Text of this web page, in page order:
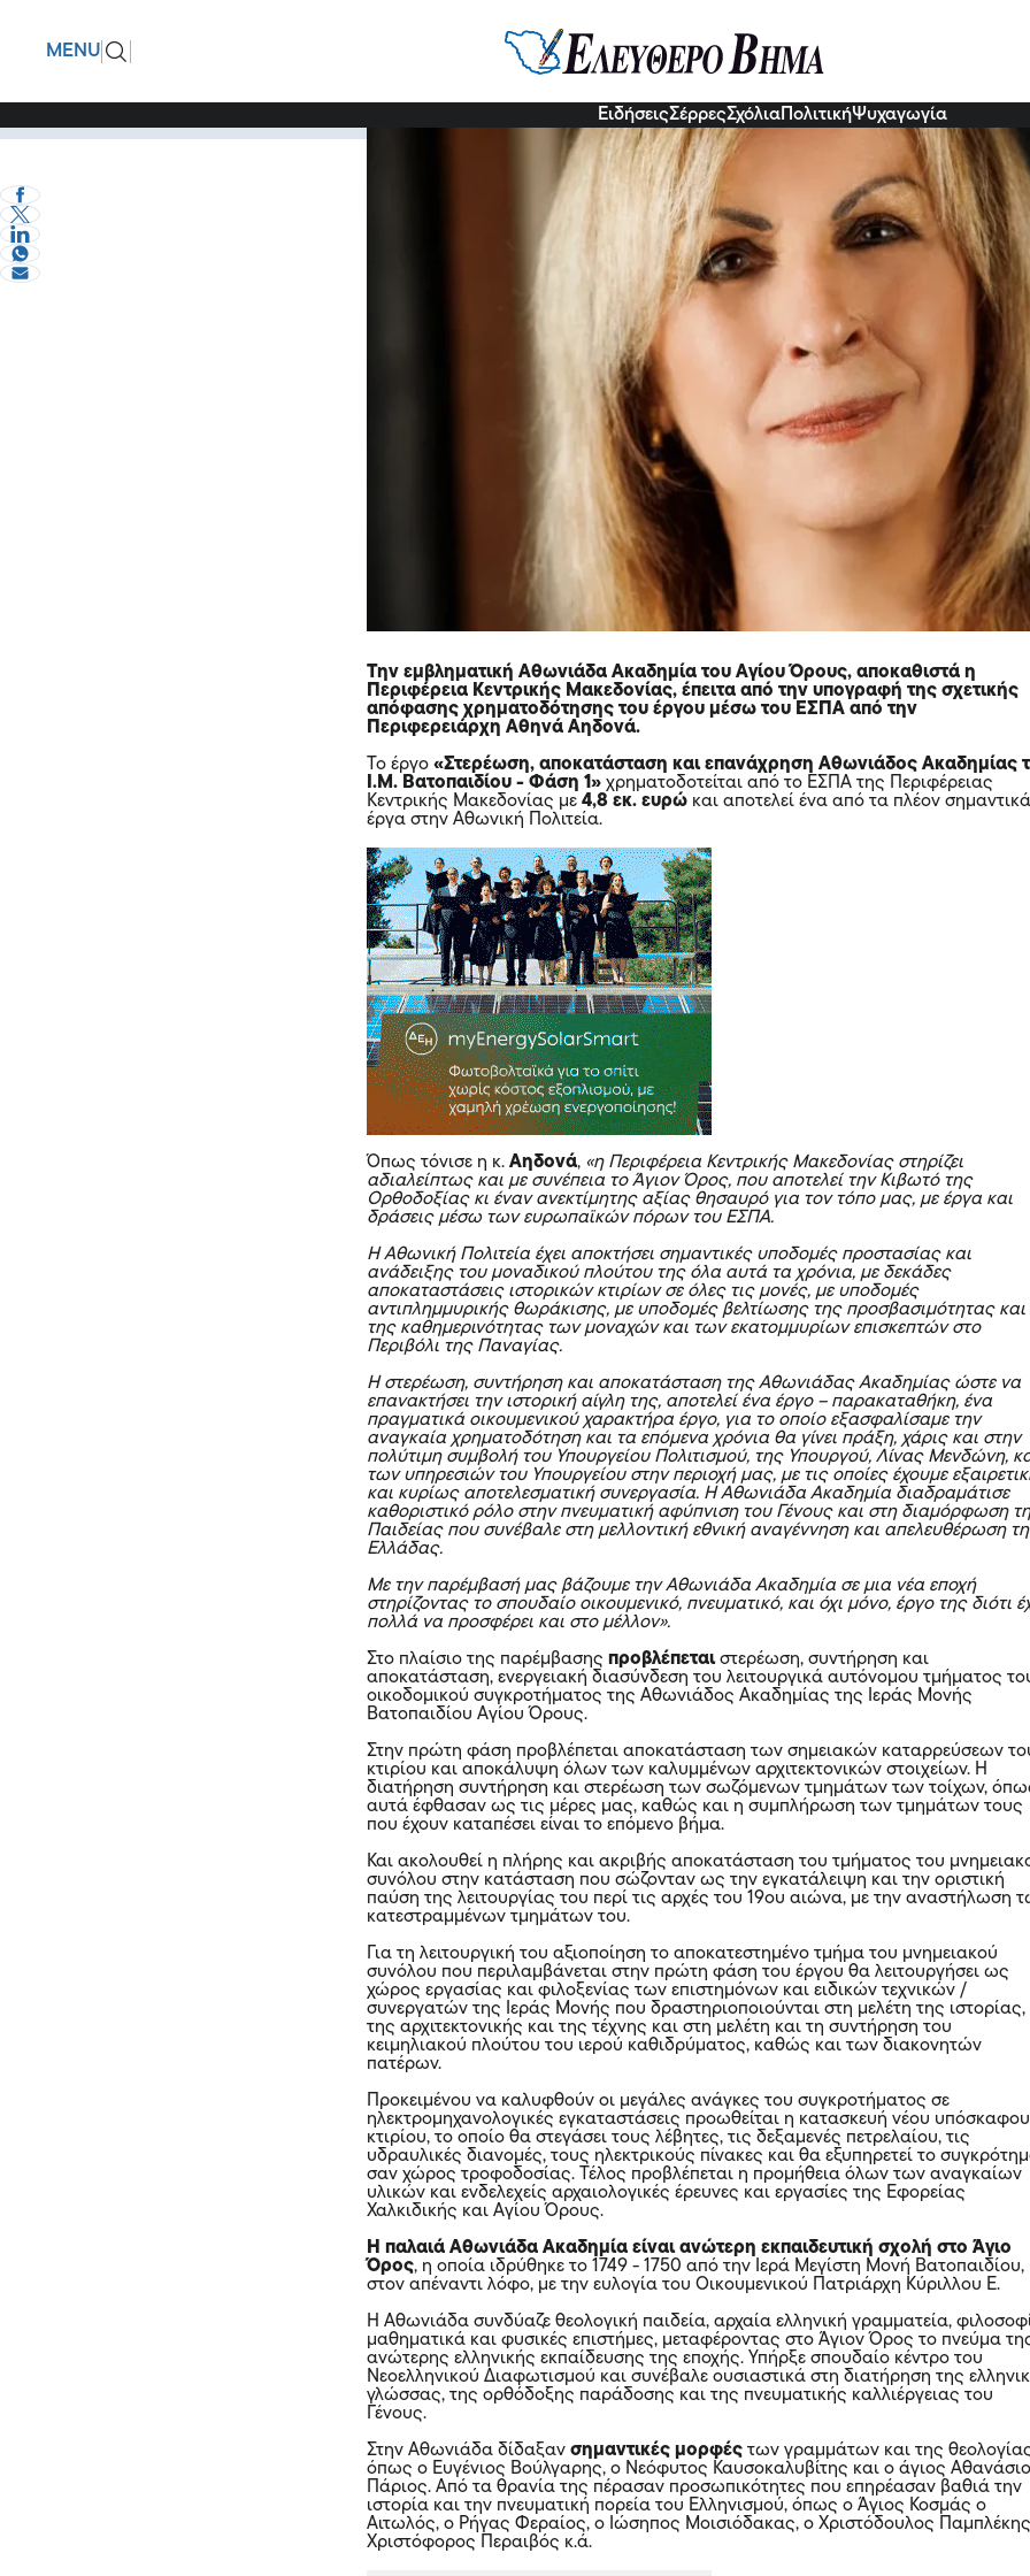
MENU
ΕιδήσειςΣέρρεςΣχόλια ΠολιτικήΨυχαγωγία
Αθηνά Αηδονά- Η Περιφέρεια αποκαθιστά
Αθωνιάδα Ακαδημία της ΙΜ Βατοπαιδίου
28 Μαΐ 2026, 18:10
Την εμβληματική Αθωνιάδα Ακαδημία του Αγίου Όρους, αποκαθιστά η
Περιφέρεια Κεντρικής Μακεδονίας, έπειτα από την υπογραφή της σχετικής
απόφασης χρηματοδότησης του έργου μέσω του ΕΣΠΑ από την
Περιφερειάρχη Αθηνά Αηδονά.
Το έργο«Στερέωση, αποκατάσταση και επανάχρηση Αθωνιάδος Ακαδημίας
Ι.Μ. Βατοπαιδίου - Φάση 1» χρηματοδοτείται από το ΕΣΠΑ της Περιφέρειας
Κεντρικής Μακεδονίας με4,8 εκ. ευρώ και αποτελεί ένα από τα πλέον σημαντικά
έργα στην Αθωνική Πολιτεία.
Όπως τόνισε η κ.Αηδονά, «η Περιφέρεια Κεντρικής Μακεδονίας στηρίζει
αδιαλείπτως και με συνέπεια το Άγιον Όρος, που αποτελεί την Κιβωτό της
Ορθοδοξίας κι έναν ανεκτίμητης αξίας θησαυρό για τον τόπο μας, με έργα και
δράσεις μέσω των ευρωπαϊκών πόρων του ΕΣΠΑ.
Η Αθωνική Πολιτεία έχει αποκτήσει σημαντικές υποδομές προστασίας και
ανάδειξης του μοναδικού πλούτου της όλα αυτά τα χρόνια, με δεκάδες
αποκαταστάσεις ιστορικών κτιρίων σε όλες τις μονές, με υποδομές
αντιπλημμυρικής θωράκισης, με υποδομές βελτίωσης της προσβασιμότητας και
της καθημερινότητας των μοναχών και των εκατομμυρίων επισκεπτών στο
Περιβόλι της Παναγίας.
Η στερέωση, συντήρηση και αποκατάσταση της Αθωνιάδας Ακαδημίας ώστε να
επανακτήσει την ιστορική αίγλη της, αποτελεί ένα έργο – παρακαταθήκη, ένα
πραγματικά οικουμενικού χαρακτήρα έργο, για το οποίο εξασφαλίσαμε την
αναγκαία χρηματοδότηση και τα επόμενα χρόνια θα γίνει πράξη, χάρις και στην
πολύτιμη συμβολή του Υπουργείου Πολιτισμού, της Υπουργού, Λίνας Μενδώνη,
των υπηρεσιών του Υπουργείου στην περιοχή μας, με τις οποίες έχουμε
και κυρίως αποτελεσματική συνεργασία. Η Αθωνιάδα Ακαδημία διαδραμάτισε
καθοριστικό ρόλο στην πνευματική αφύπνιση του Γένους και στη διαμόρφωση
Παιδείας που συνέβαλε στη μελλοντική εθνική αναγέννηση και απελευθέρωση
Ελλάδας.
Με την παρέμβασή μας βάζουμε την Αθωνιάδα Ακαδημία σε μια νέα εποχή
στηρίζοντας το σπουδαίο οικουμενικό, πνευματικό, και όχι μόνο, έργο της διότι
πολλά να προσφέρει και στο μέλλον».
Στο πλαίσιο της παρέμβασηςπροβλέπεταιστερέωση, συντήρηση και
αποκατάσταση, ενεργειακή διασύνδεση του λειτουργικά αυτόνομου τμήματος
οικοδομικού συγκροτήματος της Αθωνιάδος Ακαδημίας της Ιεράς Μονής
Βατοπαιδίου Αγίου Όρους.
Στην πρώτη φάση προβλέπεται αποκατάσταση των σημειακών καταρρεύσεων
κτιρίου και αποκάλυψη όλων των καλυμμένων αρχιτεκτονικών στοιχείων. Η
διατήρηση συντήρηση και στερέωση των σωζόμενων τμημάτων των τοίχων,
αυτά έφθασαν ως τις μέρες μας, καθώς και η συμπλήρωση των τμημάτων τους
που έχουν καταπέσει είναι το επόμενο βήμα.
Και ακολουθεί η πλήρης και ακριβής αποκατάσταση του τμήματος του
συνόλου στην κατάσταση που σώζονταν ως την εγκατάλειψη και την οριστική
παύση της λειτουργίας του περί τις αρχές του 19ου αιώνα, με την αναστήλωση
κατεστραμμένων τμημάτων του.
Για τη λειτουργική του αξιοποίηση το αποκατεστημένο τμήμα του μνημειακού
συνόλου που περιλαμβάνεται στην πρώτη φάση του έργου θα λειτουργήσει ως
χώρος εργασίας και φιλοξενίας των επιστημόνων και ειδικών τεχνικών /
συνεργατών της Ιεράς Μονής που δραστηριοποιούνται στη μελέτη της ιστορίας,
της αρχιτεκτονικής και της τέχνης και στη μελέτη και τη συντήρηση του
κειμηλιακού πλούτου του ιερού καθιδρύματος, καθώς και των διακονητών
πατέρων.
Προκειμένου να καλυφθούν οι μεγάλες ανάγκες του συγκροτήματος σε
ηλεκτρομηχανολογικές εγκαταστάσεις προωθείται η κατασκευή νέου υπόσκαφου
κτιρίου, το οποίο θα στεγάσει τους λέβητες, τις δεξαμενές πετρελαίου, τις
υδραυλικές διανομές, τους ηλεκτρικούς πίνακες και θα εξυπηρετεί το
σαν χώρος τροφοδοσίας. Τέλος προβλέπεται η προμήθεια όλων των αναγκαίων
υλικών και ενδελεχείς αρχαιολογικές έρευνες και εργασίες της Εφορείας
Χαλκιδικής και Αγίου Όρους.
Η παλαιά Αθωνιάδα Ακαδημία είναι ανώτερη εκπαιδευτική σχολή στο Άγιο
Όρος, η οποία ιδρύθηκε το 1749 - 1750 από την Ιερά Μεγίστη Μονή Βατοπαιδίου,
στον απέναντι λόφο, με την ευλογία του Οικουμενικού Πατριάρχη Κύριλλου Ε.
Η Αθωνιάδα συνδύαζε θεολογική παιδεία, αρχαία ελληνική γραμματεία,
μαθηματικά και φυσικές επιστήμες, μεταφέροντας στο Άγιον Όρος το πνεύμα
ανώτερης ελληνικής εκπαίδευσης της εποχής. Υπήρξε σπουδαίο κέντρο του
Νεοελληνικού Διαφωτισμού και συνέβαλε ουσιαστικά στη διατήρηση της
γλώσσας, της ορθόδοξης παράδοσης και της πνευματικής καλλιέργειας του
Γένους.
Στην Αθωνιάδα δίδαξανσημαντικές μορφές των γραμμάτων και της
όπως ο Ευγένιος Βούλγαρης, ο Νεόφυτος Καυσοκαλυβίτης και ο άγιος
Πάριος. Από τα θρανία της πέρασαν προσωπικότητες που επηρέασαν βαθιά την
ιστορία και την πνευματική πορεία του Ελληνισμού, όπως ο Άγιος Κοσμάς ο
Αιτωλός, ο Ρήγας Φεραίος, ο Ιώσηπος Μοισιόδακας, ο Χριστόδουλος
Χριστόφορος Περαιβός κ.ά.